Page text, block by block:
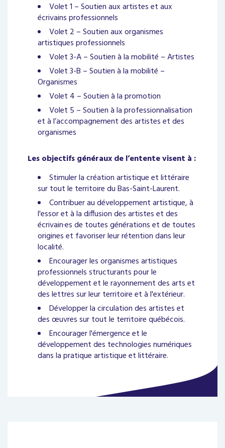
Volet 1 – Soutien aux artistes et aux
écrivains professionnels
Volet 2 – Soutien aux organismes
artistiques professionnels
Volet 3-A – Soutien à la mobilité – Artistes
Volet 3-B – Soutien à la mobilité –
Organismes
Volet 4 – Soutien à la promotion
Volet 5 – Soutien à la professionnalisation
et à l’accompagnement des artistes et des
organismes
Les objectifs généraux de l’entente visent à :
Stimuler la création artistique et littéraire
sur tout le territoire du Bas-Saint-Laurent.
Contribuer au développement artistique, à
l'essor et à la diffusion des artistes et des
écrivain·es de toutes générations et de toutes
origines et favoriser leur rétention dans leur
localité.
Encourager les organismes artistiques
professionnels structurants pour le
développement et le rayonnement des arts et
des lettres sur leur territoire et à l'extérieur.
Développer la circulation des artistes et
des œuvres sur tout le territoire québécois.
Encourager l'émergence et le
développement des technologies numériques
dans la pratique artistique et littéraire.